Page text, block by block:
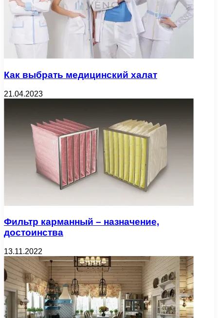
Как выбрать медицинский халат
21.04.2023
Фильтр карманный – назначение,
достоинства
13.11.2022